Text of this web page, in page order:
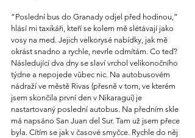
“Poslední bus do Granady odjel před hodinou,”
hlásí mi taxikáři, kteří se kolem mě slétávají jako
vosy na med. Jejich velkorysé nabídky, jak mě
okrást snadno a rychle, nevrle odmítám. Co teď?
Následující dva dny se slaví vrchol velikonočního
týdne a nepojede vůbec nic. Na autobusovém
nádraží ve městě Rivas (přesně v tom, ve kterém
jsem skončila první den v Nikaragui) je
nastartovaný poslední autobus. Na předním skle
má napsáno San Juan del Sur. Tam už jsem přece
byla. Cítím se jak v časové smyčce. Rychle do něj